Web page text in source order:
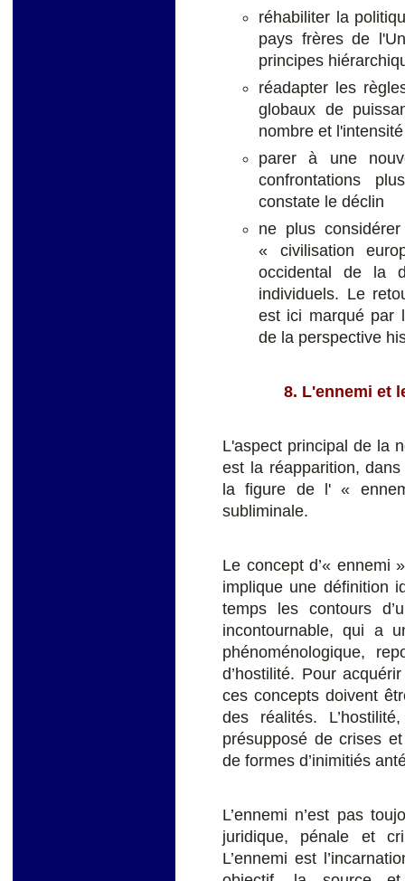
réhabiliter la
pays frères de
principes
réadapter les
globaux de
nombre et
parer à une
confrontations
constate le déclin
ne plus
« civilisation
occidental de la
individuels. Le
est ici marqué par
de la perspective
8. L'ennemi et
L'aspect principal de la
est la réapparition,
la figure de l' «
subliminale.
Le concept d’« ennemi
implique une définition
temps les contours
incontournable, qui a
phénoménologique,
d’hostilité. Pour
ces concepts doivent
des réalités.
présupposé de crises
de formes d’inimitiés
L’ennemi n’est pas
juridique, pénale et
L’ennemi est